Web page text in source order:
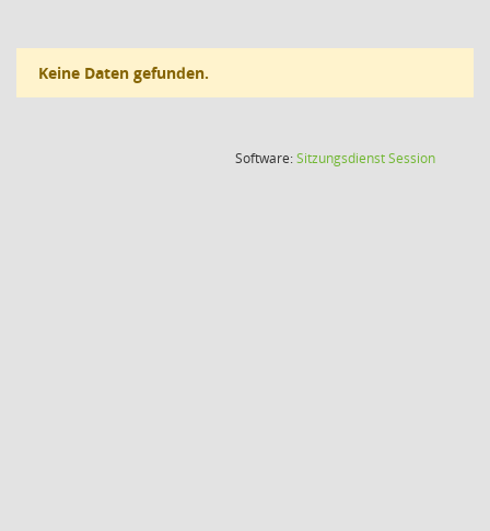
Keine Daten gefunden.
Software:SitzungsdienstSession(Wird in